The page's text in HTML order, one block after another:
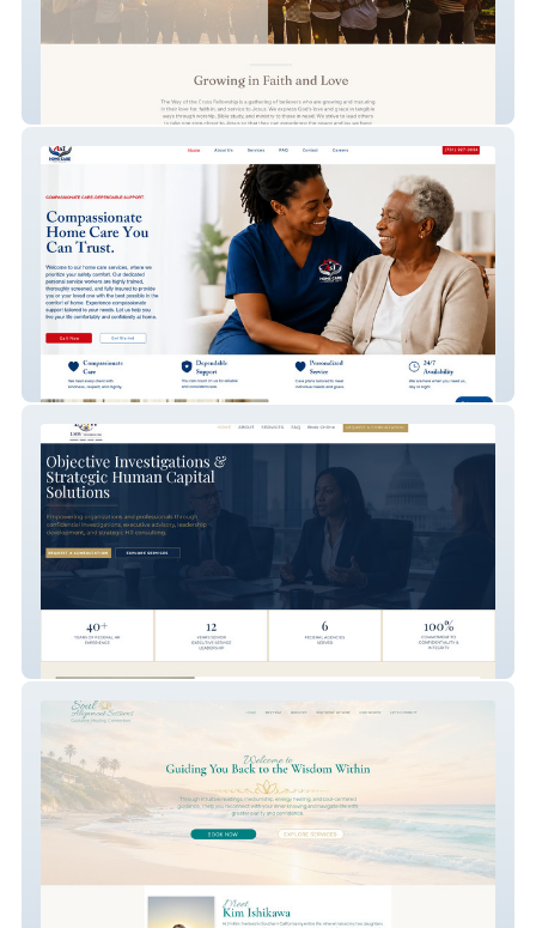
TheWayOfTheCross
As1 Home Care
LMW HR Consulting